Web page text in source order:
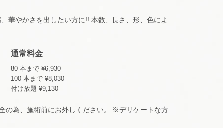
華やかさを出したい方に!! 本数、長さ、形、色によ
通常料金
80 本まで ¥6,930
100 本まで ¥8,030
付け放題 ¥9,130
為、施術前にお外しください。 ※デリケートな方